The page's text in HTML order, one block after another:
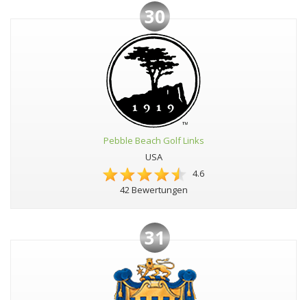
30
Pebble Beach Golf Links
USA
4.6
42 Bewertungen
31